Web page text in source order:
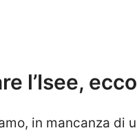
l’Isee,
in mancanza di